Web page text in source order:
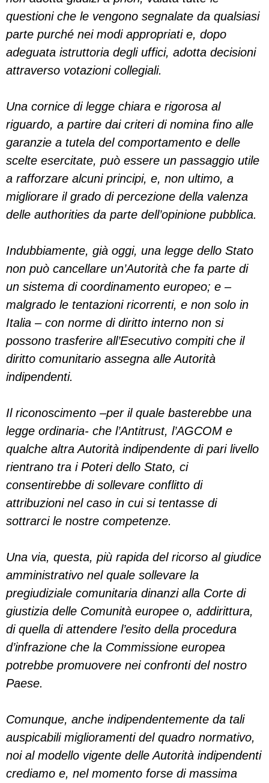
questioni che le vengono segnalate da qualsiasi
parte purché nei modi appropriati e, dopo
adeguata istruttoria degli uffici, adotta decisioni
attraverso votazioni collegiali.
Una cornice di legge chiara e rigorosa al
riguardo, a partire dai criteri di nomina fino alle
garanzie a tutela del comportamento e delle
scelte esercitate, può essere un passaggio utile
a rafforzare alcuni principi, e, non ultimo, a
migliorare il grado di percezione della valenza
delle authorities da parte dell’opinione pubblica.
Indubbiamente, già oggi, una legge dello Stato
non può cancellare un’Autorità che fa parte di
un sistema di coordinamento europeo; e –
malgrado le tentazioni ricorrenti, e non solo in
Italia – con norme di diritto interno non si
possono trasferire all’Esecutivo compiti che il
diritto comunitario assegna alle Autorità
indipendenti.
Il riconoscimento –per il quale basterebbe una
legge ordinaria- che l’Antitrust, l’AGCOM e
qualche altra Autorità indipendente di pari livello
rientrano tra i Poteri dello Stato, ci
consentirebbe di sollevare conflitto di
attribuzioni nel caso in cui si tentasse di
sottrarci le nostre competenze.
Una via, questa, più rapida del ricorso al giudice
amministrativo nel quale sollevare la
pregiudiziale comunitaria dinanzi alla Corte di
giustizia delle Comunità europee o, addirittura,
di quella di attendere l’esito della procedura
d’infrazione che la Commissione europea
potrebbe promuovere nei confronti del nostro
Paese.
Comunque, anche indipendentemente da tali
auspicabili miglioramenti del quadro normativo,
noi al modello vigente delle Autorità indipendenti
crediamo e, nel momento forse di massima